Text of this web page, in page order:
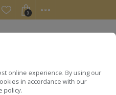
online experience. By using our
in accordance with our
policy.
0